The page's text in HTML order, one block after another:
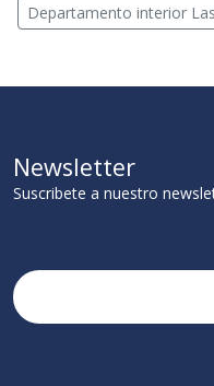
Departamento interior
Newsletter
Suscribete a nuestro